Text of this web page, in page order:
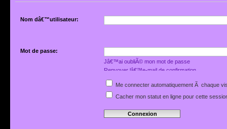
Nom dâ€™utilisateur:
Mot de passe:
Jâ€™ai oubliÃ© mon mot de passe
Renvoyer lâ€™e-mail de confirmation
Me connecter automatiquement Ã chaque
Cacher mon statut en ligne pour cette